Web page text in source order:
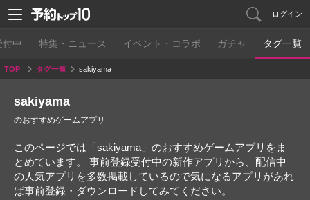
ログイン
中 特集・ニュース イベント・コラボ ガチャ タグ一覧
TOP タグ一覧 sakiyama
sakiyama
のおすすめゲームアプリ
このページでは「sakiyama」のおすすめゲームアプリをま
とめています。 事前登録受付中の新作アプリから、配信中
の人気アプリを多数掲載しているので気になるアプリがあれ
ば事前登録・ダウンロードしてみてください。